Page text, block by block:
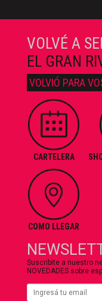
VOLVÉ A
EL GRAN
VOLVIÓ PARA
CARTELERA
COMO LLEGAR
Suscribite a nuestro
NOVEDADES sobre